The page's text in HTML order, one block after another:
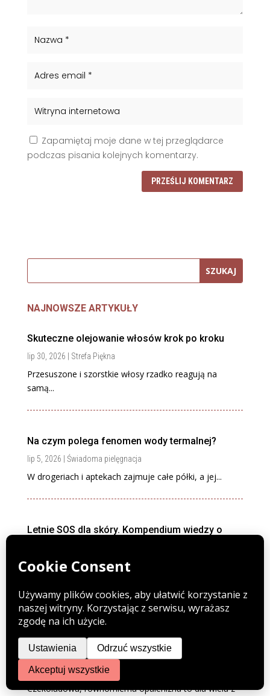
Zapamiętaj moje dane w tej przeglądarce
podczas pisania kolejnych komentarzy.
PRZEŚLIJ KOMENTARZ
NAJNOWSZE ARTYKUŁY
Skuteczne olejowanie włosów krok po kroku
lip 30, 2026 Strefa Piękna
Przesuszone i szorstkie włosy rzadko reagują na
samą...
Na czym polega fenomen wody termalnej?
lip 5, 2026 Świadoma pielęgnacja
W drogeriach i aptekach zajmuje całe półki, a jej...
Letnie SOS dla skóry. Kompendium wiedzy o
Letnie miesiące to czas, na który czekamy przez
okrągły...
Niechciana pamiątka z wakacji. Wszystko, co
musisz wiedzieć o plamach po opalaniu
lip 5, 2026| Dolegliwości
Czekoladowa, równomierna opalenizna to dla wielu z